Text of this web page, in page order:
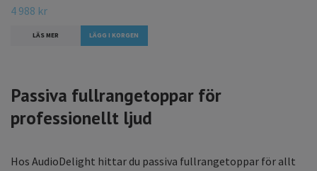
4 988 kr
LÄS MER
Passiva fullrangetoppar för
professionellt ljud
Hos AudioDelight hittar du passiva fullrangetoppar för allt